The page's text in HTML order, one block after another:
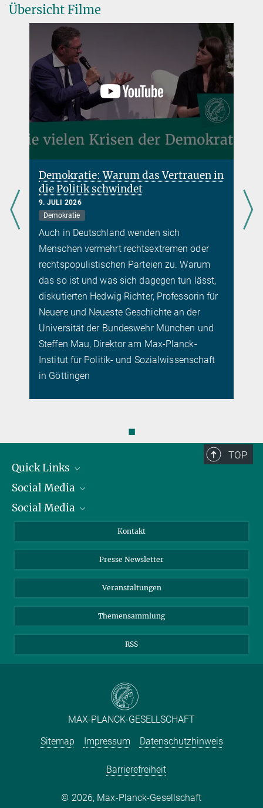
Übersicht Filme
Demokratie: Warum das Vertrauen in
die Politik schwindet
9. JULI 2026
Demokratie
Auch in Deutschland wenden sich
Menschen vermehrt rechtsextremen oder
rechtspopulistischen Parteien zu. Warum
das so ist und was sich dagegen tun lässt,
diskutierten Hedwig Richter, Professorin für
Neuere und Neueste Geschichte an der
Universität der Bundeswehr München und
Steffen Mau, Direktor am Max-Planck-
Institut für Politik- und Sozialwissenschaft
in Göttingen
◼
TOP
Quick Links
Präsident
Zahlen und Fakten
Meldestelle Fehlverhalten
Social Media
Bluesky
TikTok
Social Media
Instagram
YouTube
Kontakt
Presse Newsletter
Veranstaltungen
Themensammlung
RSS
MAX-PLANCK-GESELLSCHAFT
Sitemap
Impressum Datenschutzhinweis
Barrierefreiheit
2026, Max-Planck-Gesellschaft